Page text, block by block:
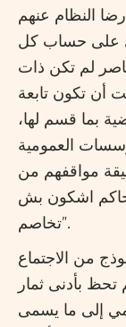
النظام عنهم
على حساب كل
لم تكن ذات
أن تكون تابعة
بما قسم لها،
العمومية
مواقفهم من
اشكون بش
تخاصم”.
من الاجتماع
بأدنى ثمار
إلى ما يسمى